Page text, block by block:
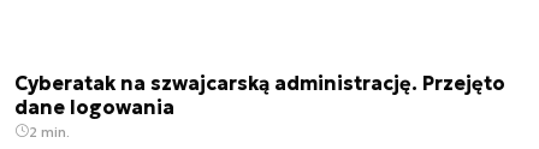
Cyberatak na szwajcarską administrację. Przejęto
dane logowania
2 min.